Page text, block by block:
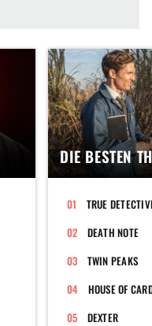
DIE BESTEN
TRUE
DEATH NOTE
TWIN PEAKS
HOUSE OF
DEXTER